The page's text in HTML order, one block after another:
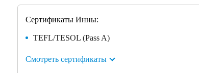
Сертификаты Инны:
TEFL/TESOL (Pass A)
Смотреть сертификаты